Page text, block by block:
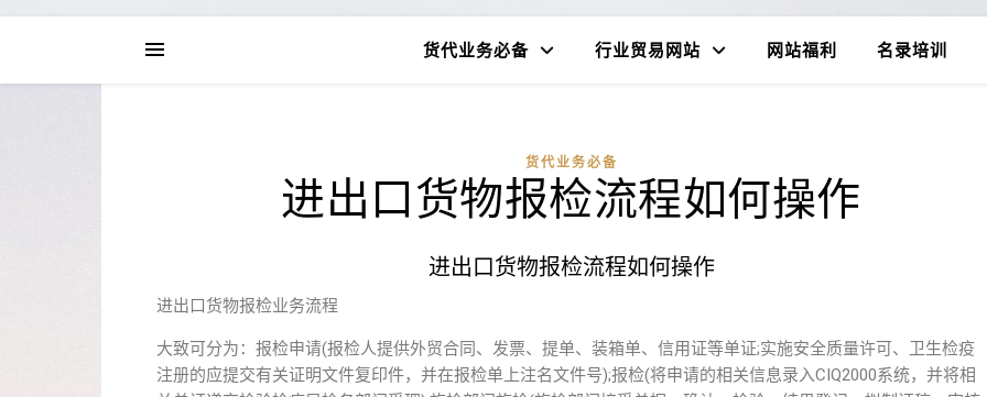
货代业务必备 行业贸易网站 网站福利 名录培训
货代业务必备
进出口货物报检流程如何操作
进出口货物报检流程如何操作
进出口货物报检业务流程
大致可分为：报检申请(报检人提供外贸合同、发票、提单、装箱单、信用证等单证;实施安全质量许可、卫生检疫
注册的应提交有关证明文件复印件，并在报检单上注名文件号);报检(将申请的相关信息录入CIQ2000系统，并将相